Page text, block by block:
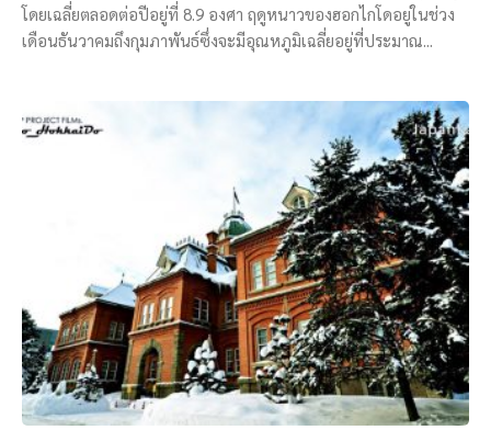
โดยเฉลี่ยตลอดต่อปีอยู่ที่ 8.9 องศา ฤดูหนาวของฮอกไกโดอยู่ในช่วง
เดือนธันวาคมถึงกุมภาพันธ์ซึ่งจะมีอุณหภูมิเฉลี่ยอยู่ที่ประมาณ...